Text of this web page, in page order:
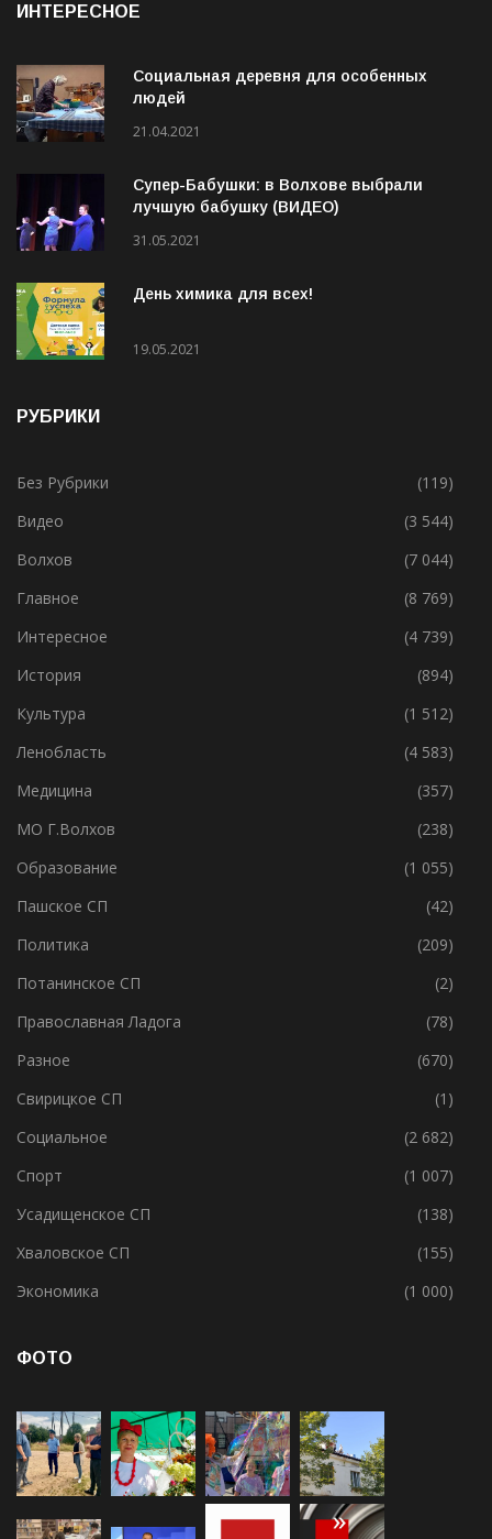
ИНТЕРЕСНОЕ
Социальная деревня для особенных
людей
21.04.2021
Супер-Бабушки: в Волхове выбрали
лучшую бабушку (ВИДЕО)
31.05.2021
День химика для всех!
19.05.2021
РУБРИКИ
Без Рубрики
(119)
Видео
(3 544)
Волхов
(7 044)
Главное
(8 769)
Интересное
(4 739)
История
(894)
Культура
(1 512)
Ленобласть
(4 583)
Медицина
(357)
МО Г.Волхов
(238)
Образование
(1 055)
Пашское СП
(42)
Политика
(209)
Потанинское СП
(2)
Православная Ладога
(78)
Разное
(670)
Свирицкое СП
(1)
Социальное
(2 682)
Спорт
(1 007)
Усадищенское СП
(138)
Хваловское СП
(155)
Экономика
(1 000)
ФОТО